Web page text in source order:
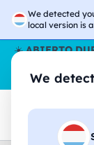
We detected
local version is
We
☀️ABIERTO
pedidos durante